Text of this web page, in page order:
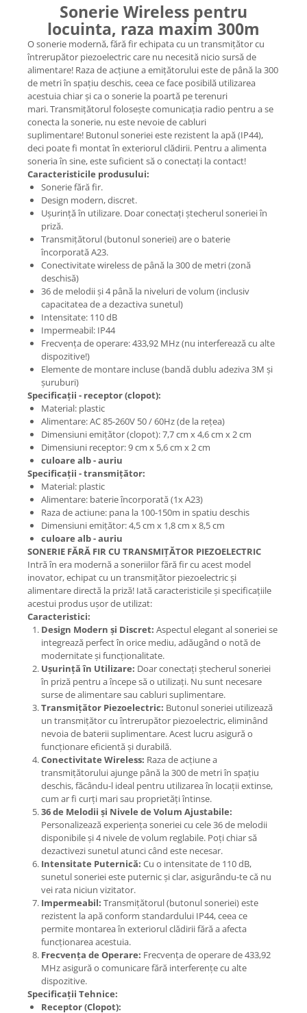
Sonerie Wireless pentru
locuinta, raza maxim 300m
O sonerie modernă, fără fir echipata cu un transmițător cu
întrerupător piezoelectric care nu necesită nicio sursă de
alimentare! Raza de acțiune a emițătorului este de până la 300
de metri în spațiu deschis, ceea ce face posibilă utilizarea
acestuia chiar și ca o sonerie la poartă pe terenuri
mari. Transmițătorul folosește comunicația radio pentru a se
conecta la sonerie, nu este nevoie de cabluri
suplimentare! Butonul soneriei este rezistent la apă (IP44),
deci poate fi montat în exteriorul clădirii. Pentru a alimenta
soneria în sine, este suficient să o conectați la contact!
Caracteristicile produsului:
Sonerie fără fir.
Design modern, discret.
Ușurință în utilizare. Doar conectați ștecherul soneriei în
priză.
Transmițătorul (butonul soneriei) are o baterie
încorporată A23.
Conectivitate wireless de până la 300 de metri (zonă
deschisă)
36 de melodii și 4 până la niveluri de volum (inclusiv
capacitatea de a dezactiva sunetul)
Intensitate: 110 dB
Impermeabil: IP44
Frecvența de operare: 433,92 MHz (nu interferează cu alte
dispozitive!)
Elemente de montare incluse (bandă dublu adeziva 3M și
șuruburi)
Specificații - receptor (clopot):
Material: plastic
Alimentare: AC 85-260V 50 / 60Hz (de la rețea)
Dimensiuni emițător (clopot): 7,7 cm x 4,6 cm x 2 cm
Dimensiuni receptor: 9 cm x 5,6 cm x 2 cm
culoare alb - auriu
Specificații - transmițător:
Material: plastic
Alimentare: baterie încorporată (1x A23)
Raza de actiune: pana la 100-150m in spatiu deschis
Dimensiuni emițător: 4,5 cm x 1,8 cm x 8,5 cm
culoare alb - auriu
SONERIE FĂRĂ FIR CU TRANSMIȚĂTOR PIEZOELECTRIC
Intră în era modernă a soneriilor fără fir cu acest model
inovator, echipat cu un transmițător piezoelectric și
alimentare directă la priză! Iată caracteristicile și specificațiile
acestui produs ușor de utilizat:
Caracteristici:
Design Modern și Discret: Aspectul elegant al soneriei se
integrează perfect în orice mediu, adăugând o notă de
modernitate și funcționalitate.
Ușurință în Utilizare: Doar conectați ștecherul soneriei
în priză pentru a începe să o utilizați. Nu sunt necesare
surse de alimentare sau cabluri suplimentare.
Transmițător Piezoelectric: Butonul soneriei utilizează
un transmițător cu întrerupător piezoelectric, eliminând
nevoia de baterii suplimentare. Acest lucru asigură o
funcționare eficientă și durabilă.
Conectivitate Wireless: Raza de acțiune a
transmițătorului ajunge până la 300 de metri în spațiu
deschis, făcându-l ideal pentru utilizarea în locații extinse,
cum ar fi curți mari sau proprietăți întinse.
36 de Melodii și Nivele de Volum Ajustabile:
Personalizează experiența soneriei cu cele 36 de melodii
disponibile și 4 nivele de volum reglabile. Poți chiar să
dezactivezi sunetul atunci când este necesar.
Intensitate Puternică: Cu o intensitate de 110 dB,
sunetul soneriei este puternic și clar, asigurându-te că nu
vei rata niciun vizitator.
Impermeabil: Transmițătorul (butonul soneriei) este
rezistent la apă conform standardului IP44, ceea ce
permite montarea în exteriorul clădirii fără a afecta
funcționarea acestuia.
Frecvența de Operare: Frecvența de operare de 433,92
MHz asigură o comunicare fără interferențe cu alte
dispozitive.
Specificații Tehnice:
Receptor (Clopot):